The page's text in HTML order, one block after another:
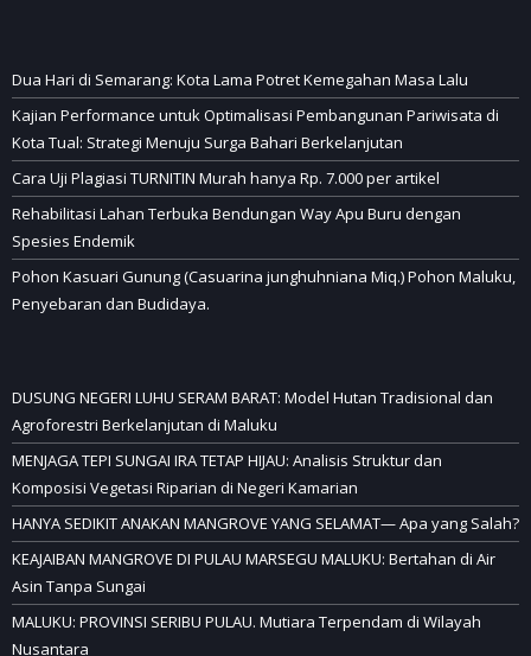
Dua Hari di Semarang: Kota Lama Potret Kemegahan Masa Lalu
Kajian Performance untuk Optimalisasi Pembangunan Pariwisata di
Kota Tual: Strategi Menuju Surga Bahari Berkelanjutan
Cara Uji Plagiasi TURNITIN Murah hanya Rp. 7.000 per artikel
Rehabilitasi Lahan Terbuka Bendungan Way Apu Buru dengan
Spesies Endemik
Pohon Kasuari Gunung (Casuarina junghuhniana Miq.) Pohon Maluku,
Penyebaran dan Budidaya.
DUSUNG NEGERI LUHU SERAM BARAT: Model Hutan Tradisional dan
Agroforestri Berkelanjutan di Maluku
MENJAGA TEPI SUNGAI IRA TETAP HIJAU: Analisis Struktur dan
Komposisi Vegetasi Riparian di Negeri Kamarian
HANYA SEDIKIT ANAKAN MANGROVE YANG SELAMAT— Apa yang Salah?
KEAJAIBAN MANGROVE DI PULAU MARSEGU MALUKU: Bertahan di Air
Asin Tanpa Sungai
MALUKU: PROVINSI SERIBU PULAU. Mutiara Terpendam di Wilayah
Nusantara